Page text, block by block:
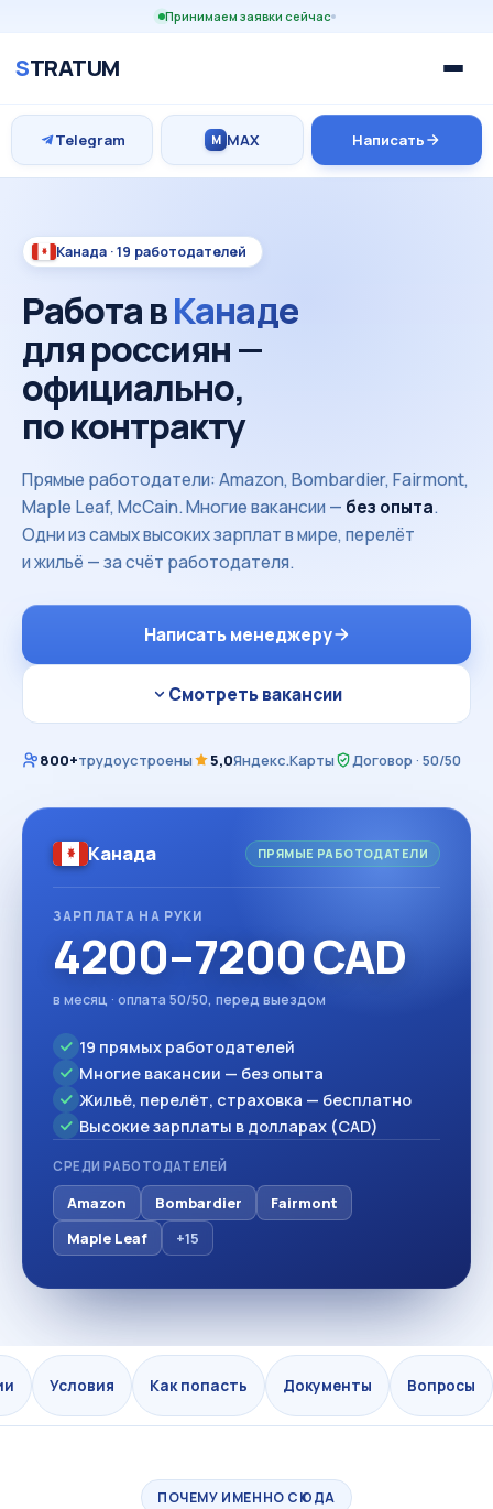
Принимаем заявки сейчас
STRATUM
Telegram M MAX Написать
Канада · 19 работодателей
Работа вКанаде
для россиян —
официально,
по контракту
Прямые работодатели: Amazon, Bombardier, Fairmont,
Maple Leaf, McCain. Многие вакансии — без опыта.
Одни из самых высоких зарплат в мире, перелёт
и жильё — за счёт работодателя.
Написать менеджеру
Смотреть вакансии
800+трудоустроены 5,0Яндекс.Карты Договор · 50/50
Канада ПРЯМЫЕ РАБОТОДАТЕЛИ
ЗАРПЛАТА НА РУКИ
4200–7200 CAD
в месяц · оплата 50/50, перед выездом
19 прямых работодателей
Многие вакансии — без опыта
Жильё, перелёт, страховка — бесплатно
Высокие зарплаты в долларах (CAD)
СРЕДИ РАБОТОДАТЕЛЕЙ
Amazon Bombardier
Fairmont
Maple Leaf
+15
Условия Как попасть Документы Вопросы
ПОЧЕМУ ИМЕННО СЮДА